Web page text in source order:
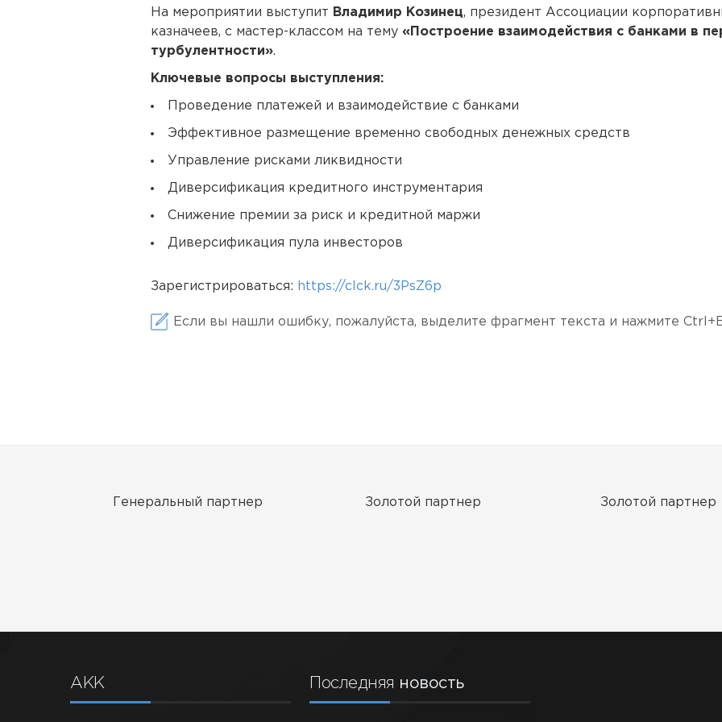
На мероприятии выступит Владимир Козинец, президент Ассоциации
казначеев, с мастер-классом на тему «Построение взаимодействия с банками в
турбулентности».
Ключевые вопросы выступления:
Проведение платежей и взаимодействие с банками
Эффективное размещение временно свободных денежных средств
Управление рисками ликвидности
Диверсификация кредитного инструментария
Снижение премии за риск и кредитной маржи
Диверсификация пула инвесторов
Зарегистрироваться: https://clck.ru/3PsZ6p
Если вы нашли ошибку, пожалуйста, выделите фрагмент текста и нажмите
Генеральный партнер Золотой партнер Золотой партнер
АКК Последняя новость